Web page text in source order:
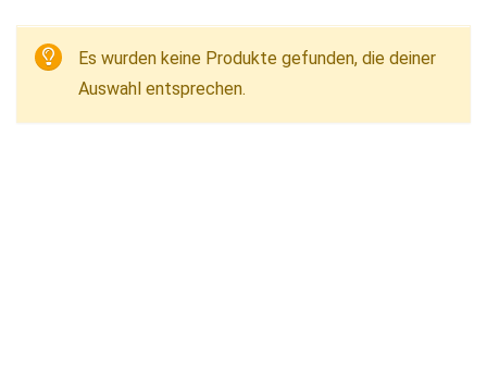
Es wurden keine Produkte gefunden, die deiner
Auswahl entsprechen.